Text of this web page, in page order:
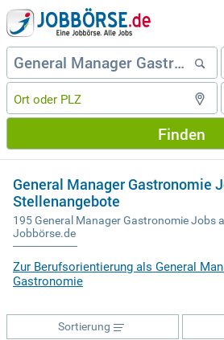
Finden
General Manager Gastronomie
Stellenangebote
195 General Manager Gastronomie Jobs
Jobbörse.de
Zur Berufsorientierung als General
Gastronomie
Sortierung